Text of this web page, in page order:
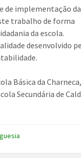
de implementação da
trabalho de forma
da escola.
desenvolvido
Básica da Charneca,
Secundária de